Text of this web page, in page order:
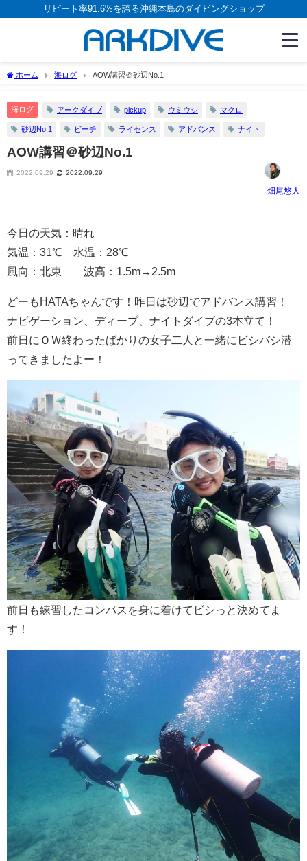
リピート率91.6%を誇る沖縄本島のダイビングショップ
ホーム 海ログ AOW講習＠砂辺No.1
海ログ アークダイブ pickup ウミウシ マクロ
砂辺No.1 ビーチ ライセンス アドバンス ナイト
AOW講習＠砂辺No.1
2022.09.29 2022.09.29
畑尾悠人
今日の天気：晴れ
気温：31℃ 水温：28℃
風向：北東 波高：1.5m→2.5m
どーもHATAちゃんです！昨日は砂辺でアドバンス講習！
ナビゲーション、ディープ、ナイトダイブの3本立て！
前日にＯＷ終わったばかりの女子二人と一緒にビシバシ潜
ってきましたよー！
前日も練習したコンパスを身に着けてビシっと決めてま
す！